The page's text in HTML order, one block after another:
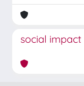
social impact